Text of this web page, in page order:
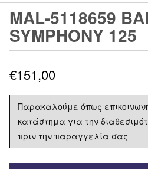
MAL-5118659
SYMPHONY 125
€151,00
Παρακαλούμε όπως
κατάστημα για την
πριν την παραγγελία σας